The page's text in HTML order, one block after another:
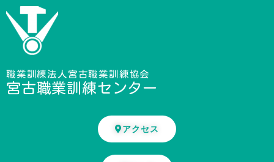
キ
ッ
職業訓練法人宮古職業訓練協会
宮古職業訓練センター
アクセス